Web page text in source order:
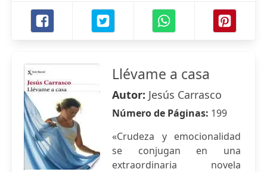
Llévame a casa
Autor: Jesús Carrasco
Número de Páginas: 199
«Crudeza y emocionalidad
se conjugan en una
extraordinaria novela